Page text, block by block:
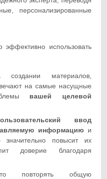
персонализированные
использовать
создании материалов,
на самые насущные
вашей целевой
ввод
информацию и
повысит их
доверие благодаря
повторять общую